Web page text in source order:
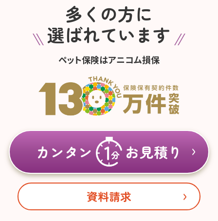
多くの方に
選ばれています
ペット保険はアニコム損保
カンタン お見積り
資料請求